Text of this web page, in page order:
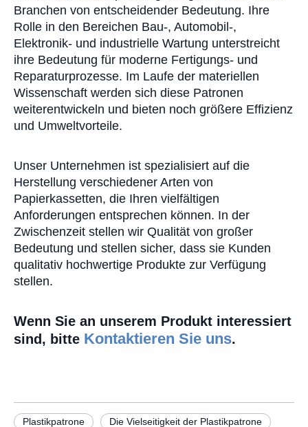
Branchen von entscheidender Bedeutung. Ihre
Rolle in den Bereichen Bau-, Automobil-,
Elektronik- und industrielle Wartung unterstreicht
ihre Bedeutung für moderne Fertigungs- und
Reparaturprozesse. Im Laufe der materiellen
Wissenschaft werden sich diese Patronen
weiterentwickeln und bieten noch größere Effizienz
und Umweltvorteile.
Unser Unternehmen ist spezialisiert auf die
Herstellung verschiedener Arten von
Papierkassetten, die Ihren vielfältigen
Anforderungen entsprechen können. In der
Zwischenzeit stellen wir Qualität von großer
Bedeutung und stellen sicher, dass sie Kunden
qualitativ hochwertige Produkte zur Verfügung
stellen.
Wenn Sie an unserem Produkt interessiert
sind, bitte Kontaktieren Sie uns.
Plastikpatrone Die Vielseitigkeit der Plastikpatrone